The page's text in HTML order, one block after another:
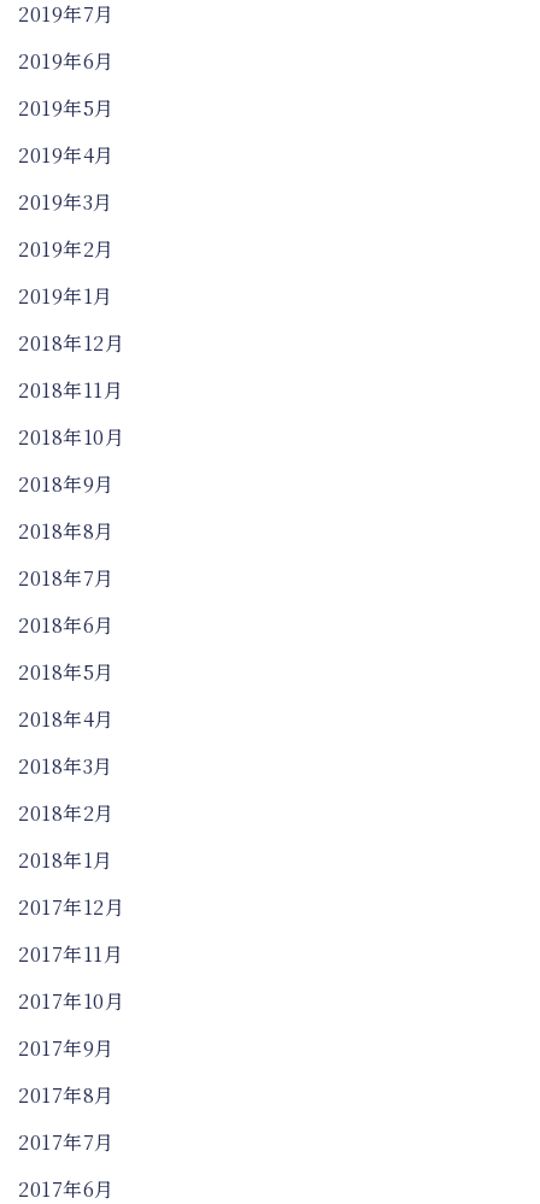
2019年7月
2019年6月
2019年5月
2019年4月
2019年3月
2019年2月
2019年1月
2018年12月
2018年11月
2018年10月
2018年9月
2018年8月
2018年7月
2018年6月
2018年5月
2018年4月
2018年3月
2018年2月
2018年1月
2017年12月
2017年11月
2017年10月
2017年9月
2017年8月
2017年7月
2017年6月